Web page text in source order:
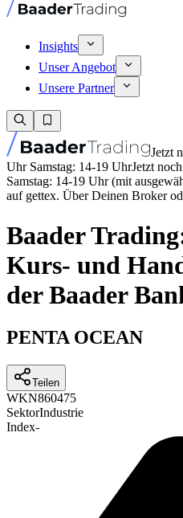
Insights
Unser Angebot
Unsere Partner
Jetzt
Uhr Samstag: 14-19 UhrJetzt
Samstag: 14-19 Uhr (mit
auf gettex. Über Deinen Broker
Baader
Kurs- und
der Baader
PENTA OCEAN
Teilen
WKN860475
SektorIndustrie
Index-